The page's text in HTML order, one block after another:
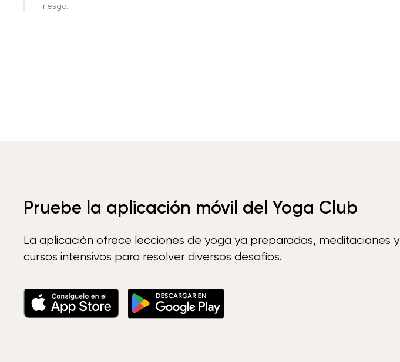
riesgo.
Pruebe la aplicación móvil del Yoga Club
La aplicación ofrece lecciones de yoga ya preparadas, meditaciones y
cursos intensivos para resolver diversos desafíos.